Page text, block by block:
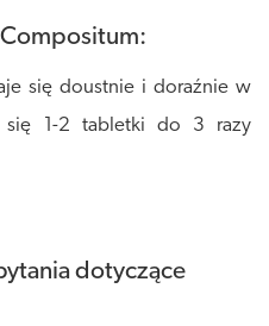
się doustnie i doraźnie w
się 1-2 tabletki do 3 razy
dotyczące